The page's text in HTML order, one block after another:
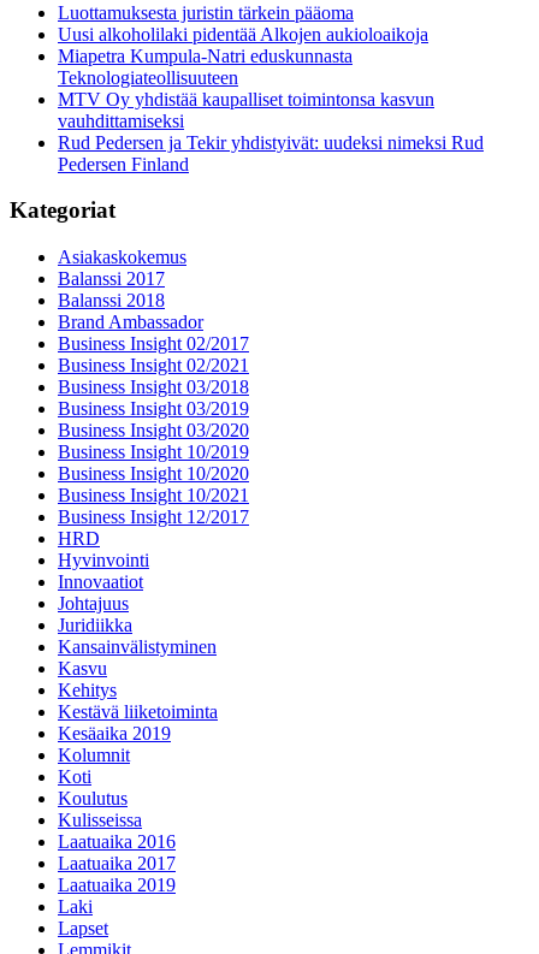
Luottamuksesta juristin tärkein pääoma
Uusi alkoholilaki pidentää Alkojen aukioloaikoja
Miapetra Kumpula-Natri eduskunnasta
Teknologiateollisuuteen
MTV Oy yhdistää kaupalliset toimintonsa kasvun
vauhdittamiseksi
Rud Pedersen ja Tekir yhdistyivät: uudeksi nimeksi Rud
Pedersen Finland
Kategoriat
Asiakaskokemus
Balanssi 2017
Balanssi 2018
Brand Ambassador
Business Insight 02/2017
Business Insight 02/2021
Business Insight 03/2018
Business Insight 03/2019
Business Insight 03/2020
Business Insight 10/2019
Business Insight 10/2020
Business Insight 10/2021
Business Insight 12/2017
HRD
Hyvinvointi
Innovaatiot
Johtajuus
Juridiikka
Kansainvälistyminen
Kasvu
Kehitys
Kestävä liiketoiminta
Kesäaika 2019
Kolumnit
Koti
Koulutus
Kulisseissa
Laatuaika 2016
Laatuaika 2017
Laatuaika 2019
Laki
Lapset
Lemmikit